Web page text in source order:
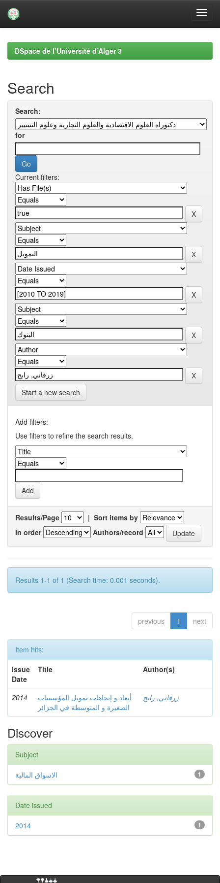
navigationDSpace de l’Université d’Alger 3
Search
Search:
for
Current filters:
Start a new search
Add filters:
Use filters to refine the search results.
Results/Page | Sort items by
In order
Authors/record
Results 1-1 of 1 (Search time: 0.001 seconds).
previous 1 next
Item hits:
Issue
Date
Title Author(s)
2014
أبعاد و إتجاهات تمويل المؤسسات
الصغيرة و المتوسطة في الجزائر
زرقاني, رابح
Discover
Subject
1 الاسواق المالية
Date issued
1
2014